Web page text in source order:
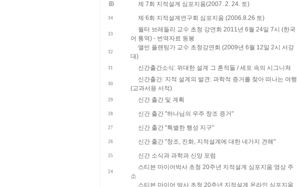
제 7회 지적설계 심포지움(2007. 2. 24. 토)
34 제 6회 지적설계연구회 심포지움 (2006.8.26 토)
33
월터 브래들리 교수 초청 강연회 2011년 6월 24일 7시 (한국
어 통역) - 번역자료 동봉
32
앨빈 플랜팅가 교수 초청강연회 (2009년 6월 12일 2시 서강
대)
31 신간출간소식: 위대한 설계 그 흔적들 / 세포 속의 시그니쳐
30
신간출간: 지적 설계의 발견: 과학적 증거를 찾아 떠나는 여행
(교과서용 서적)
29 신간 출간 및 계획
28 신간 출간 "하나님의 우주 창조 증거"
27 신간 출간 "특별한 행성 지구"
26 신간 출간 "창조, 진화, 지적설계에 대한 네가지 견해"
25 신간 소식과 과학과 신앙 포럼
24
스티븐 마이어박사 초청 20주년 지적설계 심포지움 영상 주
소
스티븐 마이어 박사 초청 20주년 지적설계 온라인 심포지움